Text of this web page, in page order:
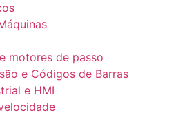
motores de passo
e Códigos de Barras
e HMI